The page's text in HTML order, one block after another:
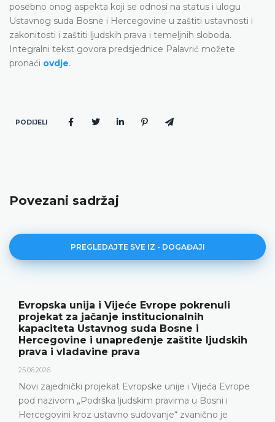
posebno onog aspekta koji se odnosi na status i ulogu
Ustavnog suda Bosne i Hercegovine u zaštiti ustavnosti i
zakonitosti i zaštiti ljudskih prava i temeljnih sloboda.
Integralni tekst govora predsjednice Palavrić možete
pronaći ovdje.
PODIJELI
Povezani sadržaj
PREGLEDAJTE SVE IZ - DOGAĐAJI
Evropska unija i Vijeće Evrope pokrenuli
projekat za jačanje institucionalnih
kapaciteta Ustavnog suda Bosne i
Hercegovine i unapređenje zaštite ljudskih
prava i vladavine prava
25.06.2026.
Novi zajednički projekat Evropske unije i Vijeća Evrope
pod nazivom „Podrška ljudskim pravima u Bosni i
Hercegovini kroz ustavno sudovanje“ zvanično je